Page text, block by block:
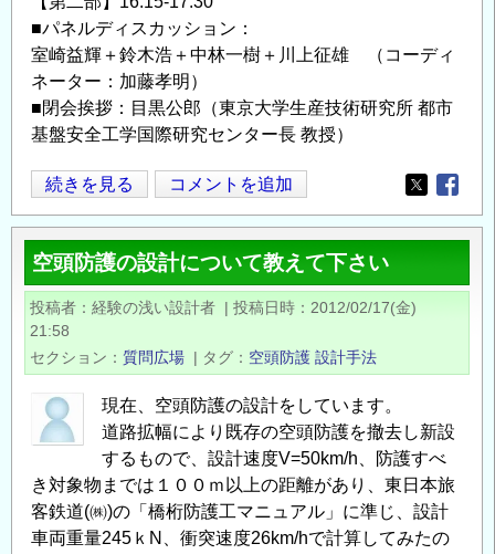
■パネルディスカッション：
室崎益輝＋鈴木浩＋中林一樹＋川上征雄 （コーディ
ネーター：加藤孝明）
■閉会挨拶：目黒公郎（東京大学生産技術研究所 都市
基盤安全工学国際研究センター長 教授）
「復
興
を
俯
瞰
し
て
考
え
る」
22
回
ICUS
続きを見る コメントを追加
Opens in
空頭防護の設計について教えて下さい
投稿者 経験の浅い設計者 | 投稿日時
2012/02/17(金)
21:58
セクション
質問広場 | タグ 空頭防護 設計手法
現在、空頭防護の設計をしています。
道路拡幅により既存の空頭防護を撤去し新設
するもので、設計速度V=50km/h、防護すべ
き対象物までは１００ｍ以上の距離があり、東日本旅
客鉄道(㈱)の「橋桁防護工マニュアル」に準じ、設計
車両重量245ｋN、衝突速度26km/hで計算してみたの